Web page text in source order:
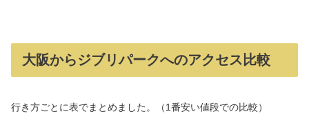
大阪からジブリパークへのアクセス比較
行き方ごとに表でまとめました。（1番安い値段での比較）